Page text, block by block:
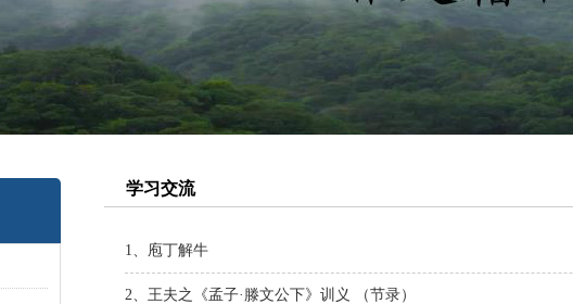
学习交流
1、庖丁解牛
2、王夫之《孟子·滕文公下》训义 （节录）